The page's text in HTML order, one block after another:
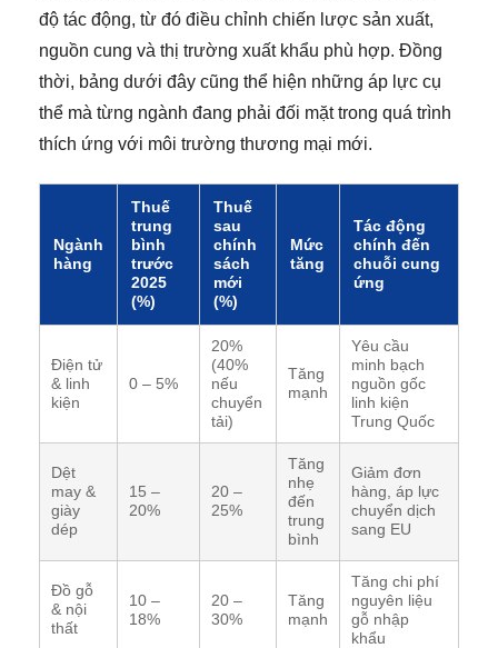
độ tác động, từ đó điều chỉnh chiến lược sản xuất,
nguồn cung và thị trường xuất khẩu phù hợp. Đồng
thời, bảng dưới đây cũng thể hiện những áp lực cụ
thể mà từng ngành đang phải đối mặt trong quá trình
thích ứng với môi trường thương mại mới.
Ngành
hàng
Thuế
trung
bình
trước
2025
(%)
Thuế
sau
chính
sách
mới
(%)
Mức
tăng
Tác động
chính đến
chuỗi cung
ứng
Điện tử
& linh
kiện
0 – 5%
20%
(40%
nếu
chuyển
tải)
Tăng
mạnh
Yêu cầu
minh bạch
nguồn gốc
linh kiện
Trung Quốc
Dệt
may &
giày
dép
15 –
20%
20 –
25%
Tăng
nhẹ
đến
trung
bình
Giảm đơn
hàng, áp lực
chuyển dịch
sang EU
Đồ gỗ
& nội
thất
10 –
18%
20 –
30%
Tăng
mạnh
Tăng chi phí
nguyên liệu
gỗ nhập
khẩu